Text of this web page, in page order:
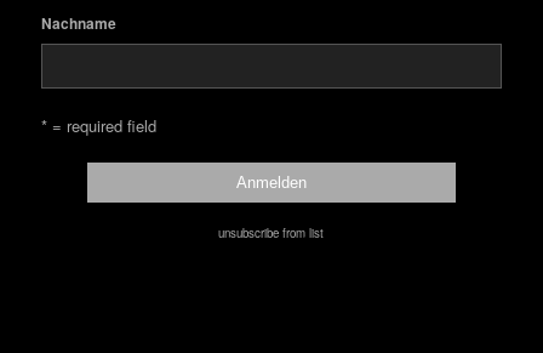
Nachname
* = required field
unsubscribe from list